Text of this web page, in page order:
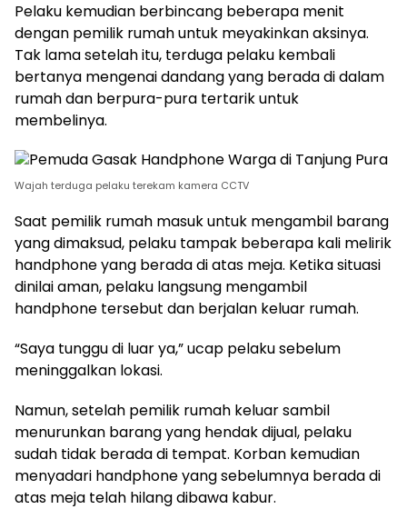
Pelaku kemudian berbincang beberapa menit
dengan pemilik rumah untuk meyakinkan aksinya.
Tak lama setelah itu, terduga pelaku kembali
bertanya mengenai dandang yang berada di dalam
rumah dan berpura-pura tertarik untuk
membelinya.
Wajah terduga pelaku terekam kamera CCTV
Saat pemilik rumah masuk untuk mengambil barang
yang dimaksud, pelaku tampak beberapa kali melirik
handphone yang berada di atas meja. Ketika situasi
dinilai aman, pelaku langsung mengambil
handphone tersebut dan berjalan keluar rumah.
“Saya tunggu di luar ya,” ucap pelaku sebelum
meninggalkan lokasi.
Namun, setelah pemilik rumah keluar sambil
menurunkan barang yang hendak dijual, pelaku
sudah tidak berada di tempat. Korban kemudian
menyadari handphone yang sebelumnya berada di
atas meja telah hilang dibawa kabur.